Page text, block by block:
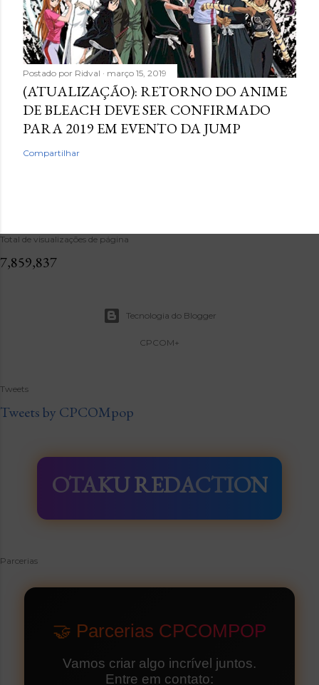
Postado por Ridval março 15, 2019
(ATUALIZAÇÃO): RETORNO DO ANIME
DE BLEACH DEVE SER CONFIRMADO
PARA 2019 EM EVENTO DA JUMP
Compartilhar
Total de visualizações de página
7,859,837
Tecnologia do Blogger
CPCOM+
Tweets
Tweets by CPCOMpop
OTAKU REDACTION
Parcerias
🤝 Parcerias CPCOMPOP
Vamos criar algo incrível juntos.
Entre em contato: